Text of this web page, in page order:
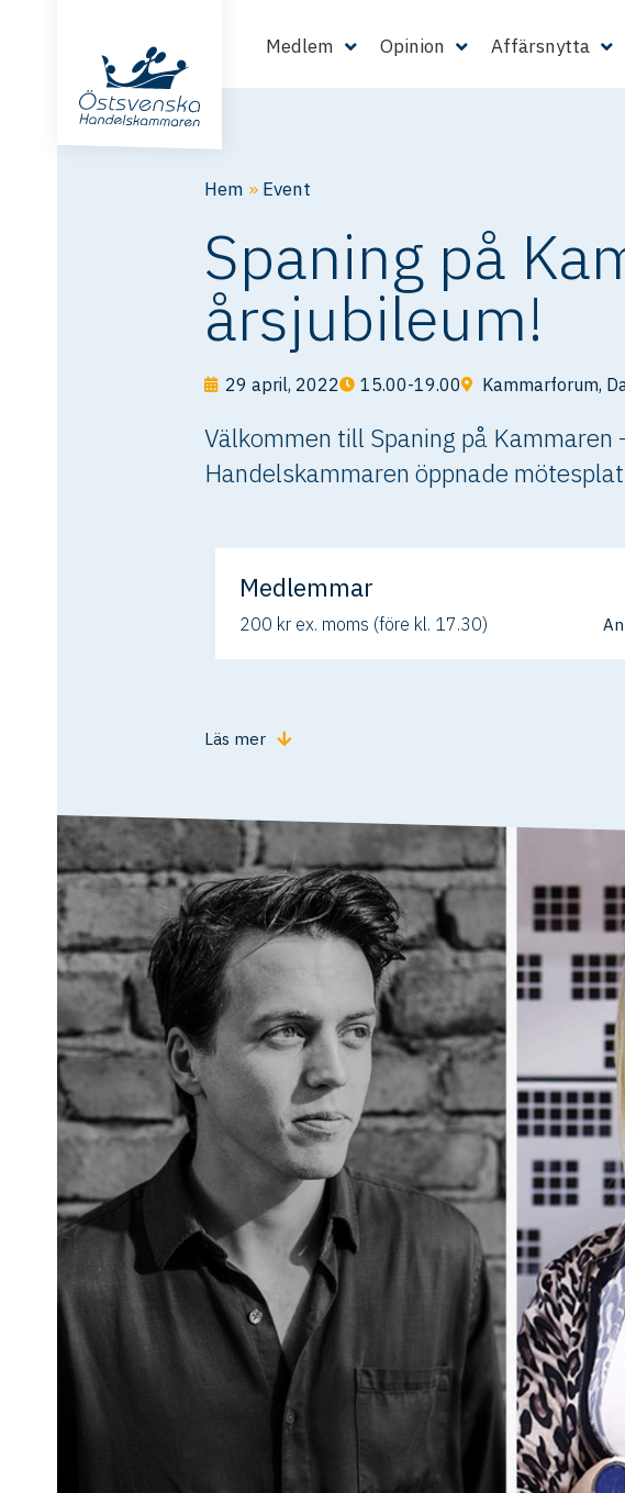
Medlem Opinion Affärsnytta
Hem » Event
Spaning på
årsjubileum!
29 april, 2022 15.00-19.00 Kammarforum,
Välkommen till Spaning på
Handelskammaren öppnade
Medlemmar
200 kr ex. moms (före kl. 17.30)
Läs mer